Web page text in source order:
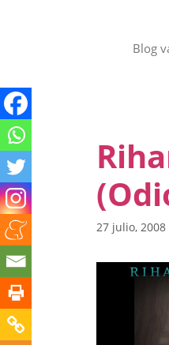
Blog
27 julio, 2008